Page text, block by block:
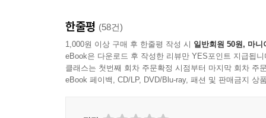
한줄평 (58건)
1,000원 이상 구매 후 한줄평 작성 시 일반회원 50원, 마니
eBook은 다운로드 후 작성한 리뷰만 YES포인트 지급됩니
클래스는 첫번째 회차 주문확정 시점부터 마지막 회차 주
eBook 페이백, CD/LP, DVD/Blu-ray, 패션 및 판매금지 상